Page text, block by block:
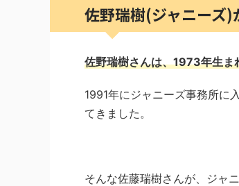
佐野瑞樹(ジャニーズ)
佐野瑞樹さんは、1973年生ま
1991年にジャニーズ事務所に
てきました。
そんな佐藤瑞樹さんが、ジャ